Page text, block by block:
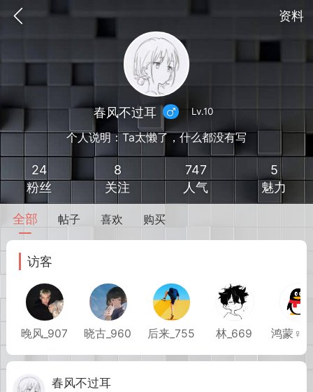
资料
我的钱包 道具 排行榜
MOD下载 攻略教程 联机招募
大人
02-10 15:45
春风不过耳 Lv.10
个人说明：Ta太懒了，什么都没有写
24
粉丝
8
关注
747
人气
5
魅力
全部 帖子 喜欢 购买
访客
晚风_907 晓古_960 后来_755 林_669 鸿蒙♀
春风不过耳